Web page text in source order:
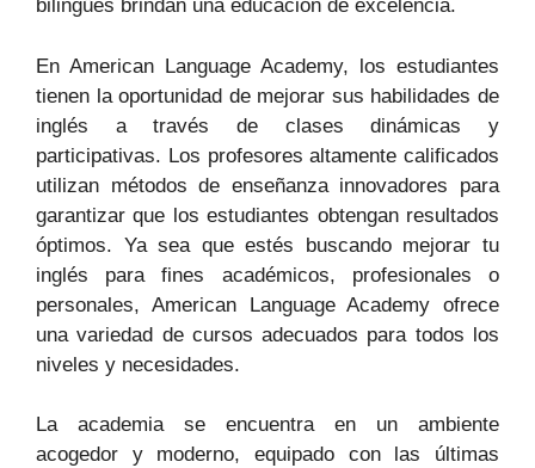
bilingües brindan una educación de excelencia.
En American Language Academy, los estudiantes
tienen la oportunidad de mejorar sus habilidades de
inglés a través de clases dinámicas y
participativas. Los profesores altamente calificados
utilizan métodos de enseñanza innovadores para
garantizar que los estudiantes obtengan resultados
óptimos. Ya sea que estés buscando mejorar tu
inglés para fines académicos, profesionales o
personales, American Language Academy ofrece
una variedad de cursos adecuados para todos los
niveles y necesidades.
La academia se encuentra en un ambiente
acogedor y moderno, equipado con las últimas